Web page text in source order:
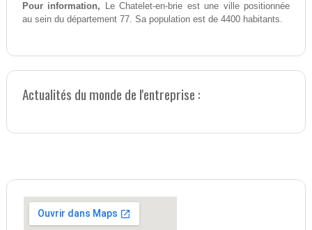
Pour information, Le Chatelet-en-brie est une ville positionnée
au sein du département 77. Sa population est de 4400 habitants.
Actualités du monde de l'entreprise :